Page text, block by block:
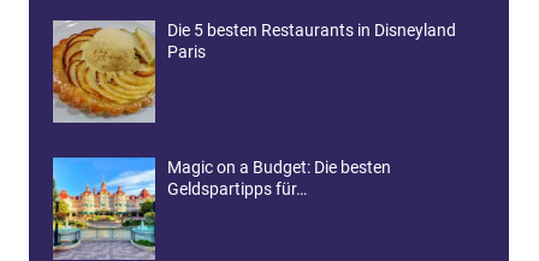
Die 5 besten Restaurants in Disneyland
Paris
Magic on a Budget: Die besten
Geldspartipps für…